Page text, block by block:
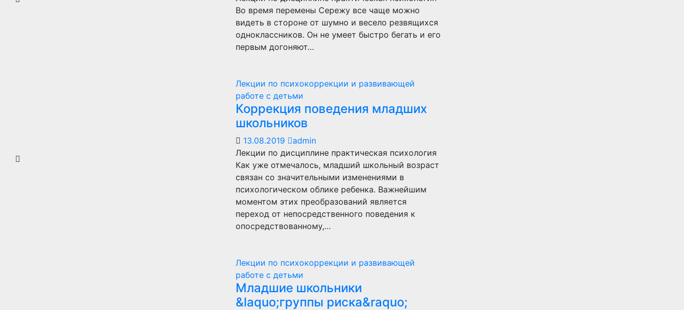
Во время перемены Сережу все чаще можно
видеть в стороне от шумно и весело резвящихся
одноклассников. Он не умеет быстро бегать и его
первым догоняют…
Лекции по психокоррекции и развивающей
работе с детьми
Коррекция поведения младших
школьников
13.08.2019
admin
Лекции по дисциплине практическая психология
Как уже отмечалось, младший школьный возраст
связан со значительными изменениями в
психологическом облике ребенка. Важнейшим
моментом этих преобразований является
переход от непосредственного поведения к
опосредствованному,…
Лекции по психокоррекции и развивающей
работе с детьми
Младшие школьники
&laquo;группы риска&raquo;